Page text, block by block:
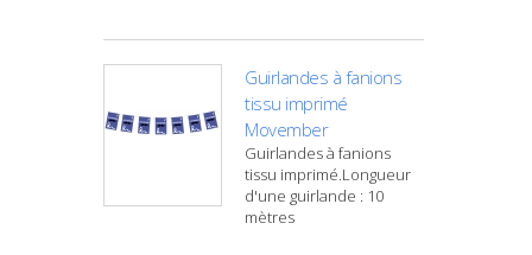
Guirlandes à fanions
tissu imprimé
Movember
Guirlandes à fanions
tissu imprimé.Longueur
d'une guirlande : 10
mètres